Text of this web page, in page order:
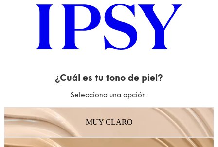
¿Cuál es tu tono de piel?
Selecciona una opción.
MUY CLARO